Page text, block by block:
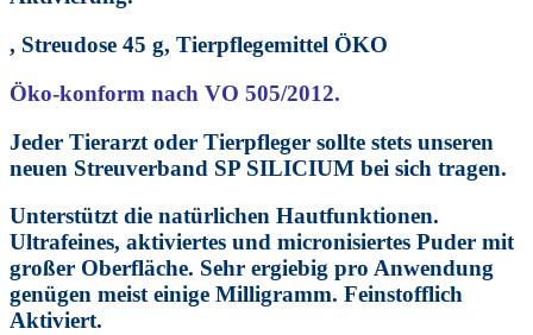
, Streudose 45 g, Tierpflegemittel ÖKO
Öko-konform nach VO 505/2012.
Jeder Tierarzt oder Tierpfleger sollte stets unseren
neuen Streuverband SP SILICIUM bei sich tragen.
Unterstützt die natürlichen Hautfunktionen.
Ultrafeines, aktiviertes und micronisiertes Puder mit
großer Oberfläche. Sehr ergiebig pro Anwendung
genügen meist einige Milligramm. Feinstofflich
Aktiviert.